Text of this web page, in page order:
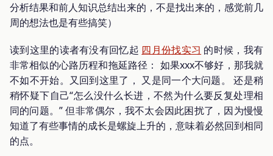
分析结果和前人知识总结出来的，不是找出来的，感觉前几
周的想法也是有些搞笑）
读到这里的读者有没有回忆起 四月份找实习 的时候，我有
非常相似的心路历程和拖延路径： 如果xxx不够好，那我就
不如不开始。又回到这里了， 又是同一个大问题。 还是稍
稍怀疑下自己“怎么没什么长进，不然为什么要反复处理相
同的问题。” 但非常偶尔，我不太会因此困扰了，因为慢慢
知道了有些事情的成长是螺旋上升的，意味着必然回到相同
的点。